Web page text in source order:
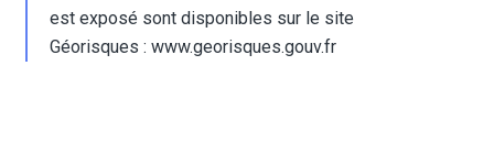
est exposé sont disponibles sur le site
Géorisques : www.georisques.gouv.fr